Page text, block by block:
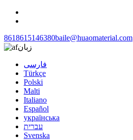
8618615146380baile@huaomaterial.com
زبان
فارسی
Türkçe
Polski
Malti
Italiano
Español
українська
עברית
Svenska